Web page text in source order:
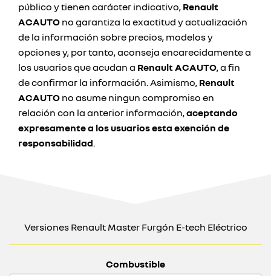
público y tienen carácter indicativo, Renault
ACAUTO no garantiza la exactitud y actualización
de la información sobre precios, modelos y
opciones y, por tanto, aconseja encarecidamente a
los usuarios que acudan a Renault ACAUTO, a fin
de confirmar la información. Asimismo, Renault
ACAUTO no asume ningun compromiso en
relación con la anterior información,aceptando
expresamente a los usuarios esta exención de
responsabilidad.
Versiones Renault Master Furgón E-tech Eléctrico
Combustible